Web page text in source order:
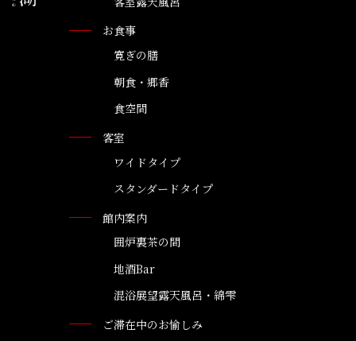
お食事
寛ぎの膳
朝食・郷香
食空間
客室
ワイドタイプ
スタンダードタイプ
館内案内
囲炉裏茶の間
地酒Bar
混浴展望露天風呂・綿雫
ご滞在中のお愉しみ